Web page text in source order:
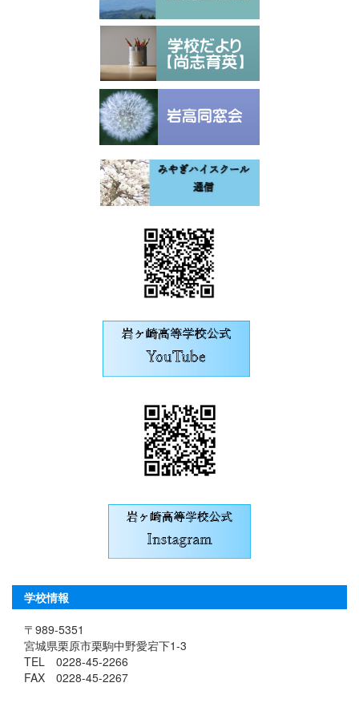
学校情報
〒989-5351
宮城県栗原市栗駒中野愛宕下1-3
TEL 0228-45-2266
FAX 0228-45-2267